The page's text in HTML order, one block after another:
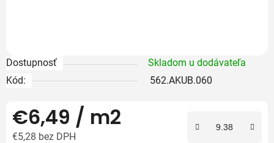
Dostupnosť
Skladom u dodávateľa
Kód:
562.AKUB.060
€6,49 / m2
€5,28 bez DPH